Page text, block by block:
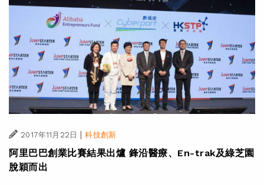
2017年11月22日 | 科技創新
阿里巴巴創業比賽結果出爐 鋒沿醫療、En-trak及綠芝園
脫穎而出